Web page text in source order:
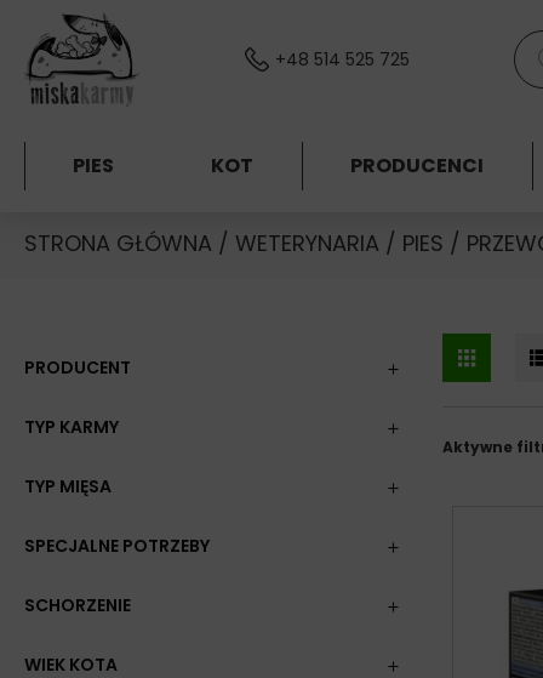
Skocz do treści
+48 514 525 725
PIES KOT PRODUCENCI
STRONA GŁÓWNA / WETERYNARIA / PIES /
Aktywne
PRODUCENT
TYP KARMY
TYP MIĘSA
SPECJALNE POTRZEBY
SCHORZENIE
WIEK KOTA